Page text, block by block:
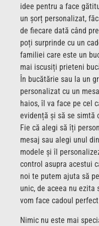
idee pentru a face
un șorț personalizat,
de fiecare dată când
poți surprinde cu un
familiei care este un
mai iscusiți prieteni
În bucătărie sau la un
personalizat cu un
haios, îl va face pe cel
evidență și să se simtă
Fie că alegi să îți
mesaj sau alegi unul
modele și îl
control asupra acestui
noi te putem ajuta să
unic, de aceea nu ezita
vom face cadoul
Nimic nu este mai